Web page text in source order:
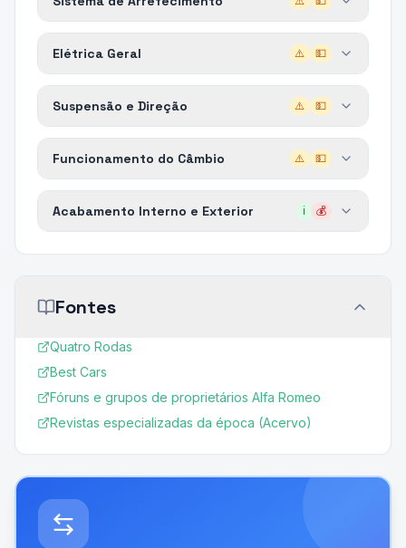
Elétrica Geral ⚠️ 💵
Suspensão e Direção ⚠️ 💵
Funcionamento do Câmbio ⚠️ 💵
Acabamento Interno e Exterior ℹ️ 💰
Fontes
Quatro Rodas
Best Cars
Fóruns e grupos de proprietários Alfa Romeo
Revistas especializadas da época (Acervo)